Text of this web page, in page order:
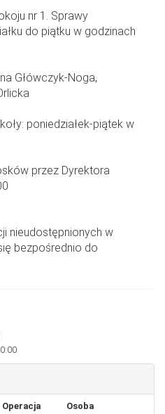
nr 1. Sprawy
do piątku w godzinach
Główczyk-Noga,
poniedziałek-piątek w
przez Dyrektora
nieudostępnionych w
bezpośrednio do
Operacja Osoba